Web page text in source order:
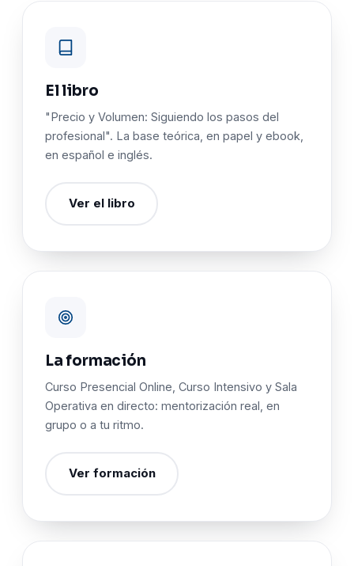
El libro
"Precio y Volumen: Siguiendo los pasos del
profesional". La base teórica, en papel y ebook,
en español e inglés.
Ver el libro
La formación
Curso Presencial Online, Curso Intensivo y Sala
Operativa en directo: mentorización real, en
grupo o a tu ritmo.
Ver formación